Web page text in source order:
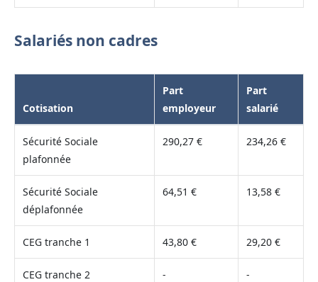
Salariés non cadres
Cotisation
Part
employeur
Part
salarié
Sécurité Sociale
plafonnée
290,27 € 234,26 €
Sécurité Sociale
déplafonnée
64,51 € 13,58 €
CEG tranche 1 43,80 € 29,20 €
CEG tranche 2 - -